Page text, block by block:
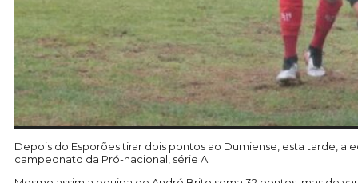
Depois do Esporões tirar dois pontos ao Dumiense, esta tarde, a
campeonato da Pró-nacional, série A.